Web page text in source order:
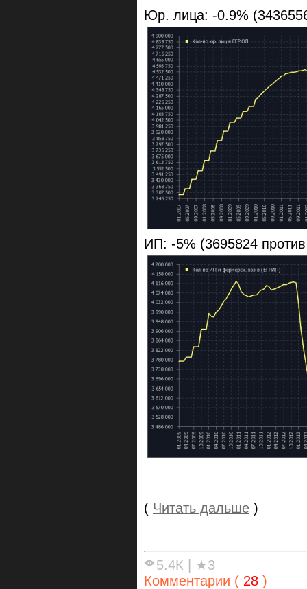
Юр. лица: -0.9%
ИП: -5% (3695824
( Читать дальше )
5.4К
★3
Комментарии ( 28 )